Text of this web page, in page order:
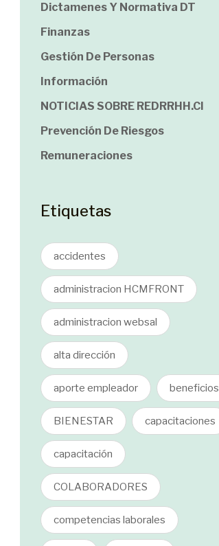
Dictamenes Y Normativa DT
Finanzas
Gestión De Personas
Información
NOTICIAS SOBRE REDRRHH.cl
Prevención De Riesgos
Remuneraciones
Etiquetas
accidentes
administracion HCMFRONT
administracion websal
alta dirección
aporte empleador beneficios
BIENESTAR capacitaciones
capacitación
COLABORADORES
competencias laborales